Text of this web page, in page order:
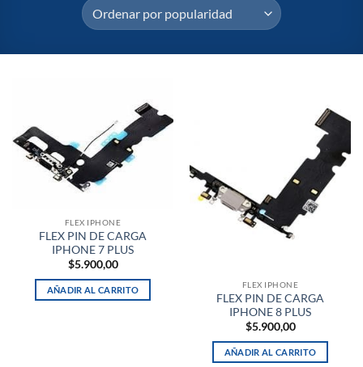
FLEX IPHONE
FLEX PIN DE CARGA
IPHONE 7 PLUS
$5.900,00
AÑADIR AL CARRITO
FLEX IPHONE
FLEX PIN DE CARGA
IPHONE 8 PLUS
$5.900,00
AÑADIR AL CARRITO